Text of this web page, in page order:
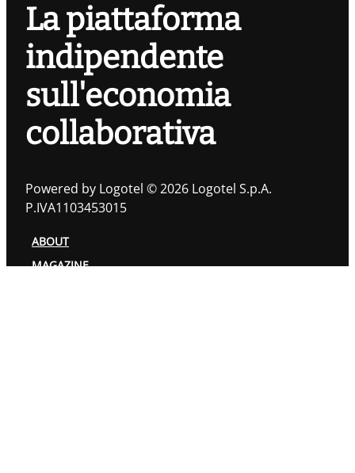
La piattaforma
indipendente
sull'economia
collaborativa
Powered by Logotel © 2026 Logotel S.p.A.
P.IVA1103453015
ABOUT
MAGAZINE